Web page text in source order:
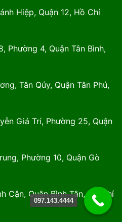
Hiệp, Quận 12, Hồ Chí
Phường 4, Quận Tân Bình,
Tân Qúy, Quận Tân Phú,
Giá Trí, Phường 25, Quận
Phường 10, Quận Gò
Cận, Quận Bình Tân, Hồ Chí
097.143.4444